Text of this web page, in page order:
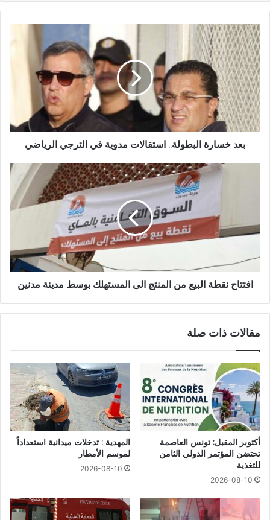
بعد خسارة البطولة.. استقالات مدوية في الترجي الرياضي
افتتاح نقطة البيع من المنتج الى المستهلك بوسط مدينة مدنين
مقالات ذات صلة
أكتوبر المقبل: تونس العاصمة
تحتضن المؤتمر الدولي الثامن
للتغذية
2026-08-10
المهدية : تدخلات ميدانية استعداداً
لموسم الأمطار
2026-08-10